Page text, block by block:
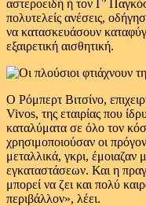
αστεροειδή ή τον Γ’
πολυτελείς ανέσεις,
να κατασκευάσουν
εξαιρετική αισθητική.
Ο Ρόμπερτ Βιτσίνο,
Vivos, της εταιρίας που
καταλύματα σε όλο τον
χρησιμοποιούσαν οι
μεταλλικά, γκρι, έμοιαζαν
εγκαταστάσεων. Και η
μπορεί να ζει και πολύ
περιβάλλον», λέει.